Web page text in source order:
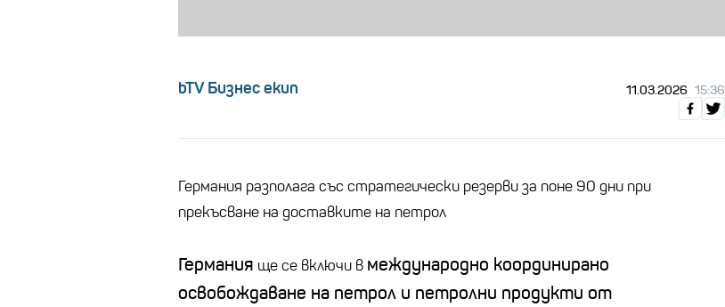
bTV Бизнес екип 11.03.2026 15:36
Германия разполага със стратегически резерви за поне 90 дни при
прекъсване на доставките на петрол
Германия ще се включи в международно координирано
освобождаване на петрол и петролни продукти от